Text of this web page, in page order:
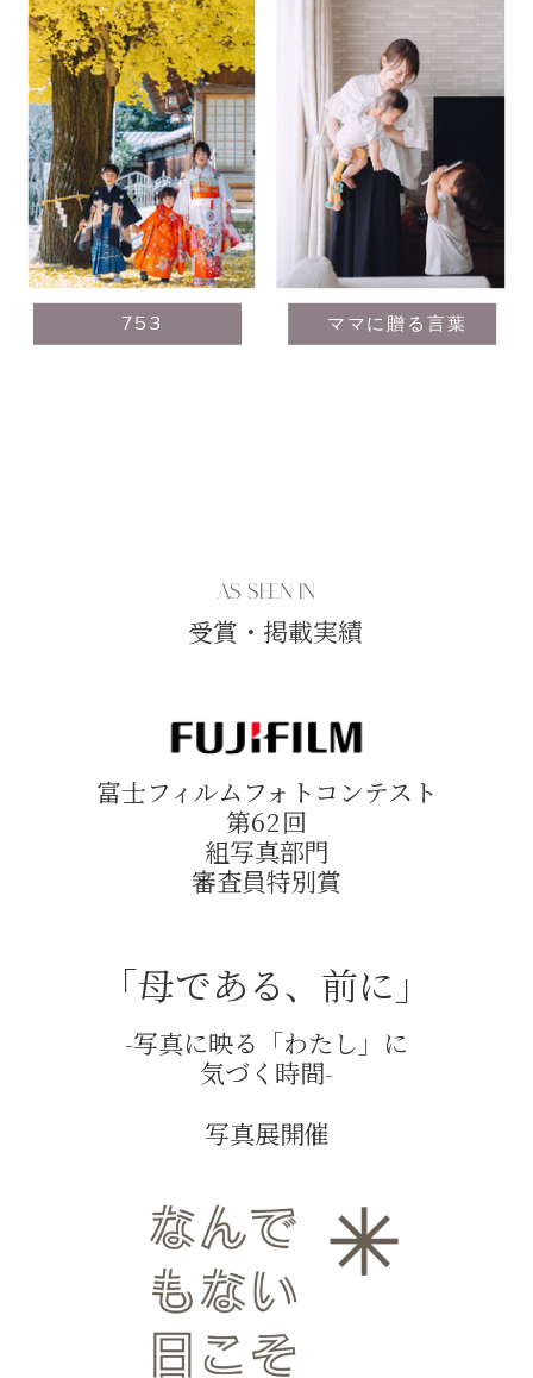
753 ママに贈る言葉
富士フィルムフォトコンテスト
第62回
組写真部門
審査員特別賞
AS SEEN IN
受賞・掲載実績
「母である、前に」
-写真に映る「わたし」に
気づく時間-
写真展開催